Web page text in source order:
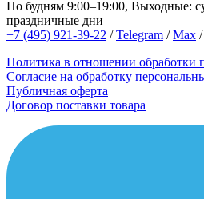
По будням 9:00–19:00, Выходные:
праздничные дни
+7 (495) 921-39-22 /Telegram /Max /
Политика в отношении обработки
Согласие на обработку
Публичная оферта
Договор поставки товара